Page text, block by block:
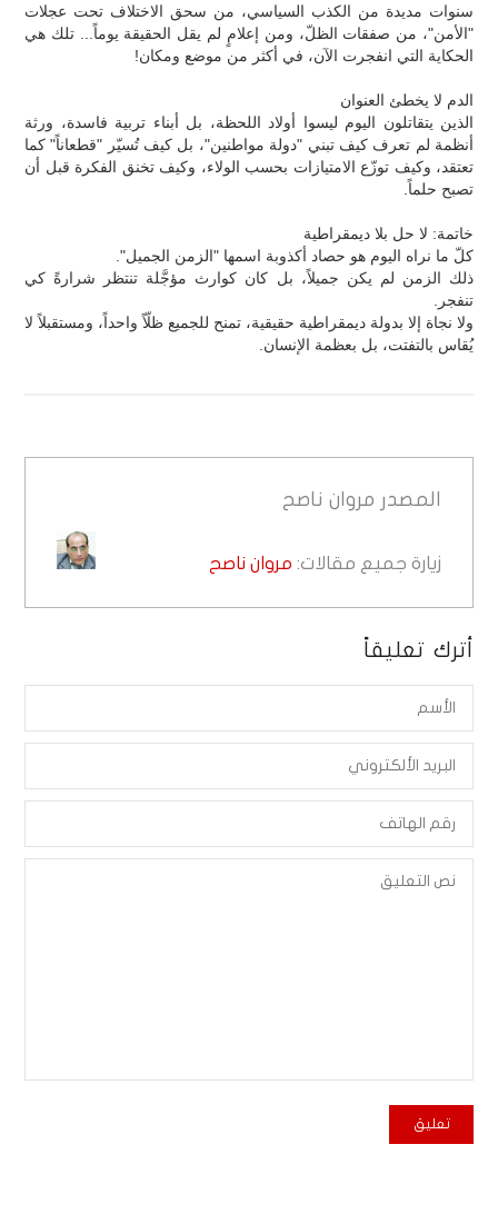
سنوات مديدة من الكذب السياسي، من سحق الاختلاف تحت عجلات
"الأمن"، من صفقات الظلّ، ومن إعلامٍ لم يقل الحقيقة يوماً... تلك هي
الحكاية التي انفجرت الآن، في أكثر من موضع ومكان!
الدم لا يخطئ العنوان
الذين يتقاتلون اليوم ليسوا أولاد اللحظة، بل أبناء تربية فاسدة، ورثة
أنظمة لم تعرف كيف تبني "دولة مواطنين"، بل كيف تُسيّر "قطعاناً" كما
تعتقد، وكيف توزّع الامتيازات بحسب الولاء، وكيف تخنق الفكرة قبل أن
تصبح حلماً.
خاتمة: لا حل بلا ديمقراطية
كلّ ما نراه اليوم هو حصاد أكذوبة اسمها "الزمن الجميل".
ذلك الزمن لم يكن جميلاً، بل كان كوارث مؤجَّلة تنتظر شرارةً كي
تنفجر.
ولا نجاة إلا بدولة ديمقراطية حقيقية، تمنح للجميع ظلّاً واحداً، ومستقبلاً لا
يُقاس بالتفتت، بل بعظمة الإنسان.
المصدر مروان ناصح
زيارة جميع مقالات: مروان ناصح
أترك تعليقاً